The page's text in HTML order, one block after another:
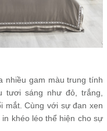
nhiều gam màu trung tính
tươi sáng như đỏ, trắng,
mắt. Cùng với sự đan xen
khéo léo thể hiện cho sự